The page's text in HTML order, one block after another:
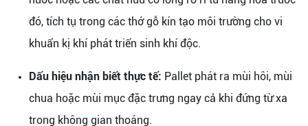
đó, tích tụ trong các thớ gỗ kín tạo môi trường cho vi
khuẩn kị khí phát triển sinh khí độc.
Dấu hiệu nhận biết thực tế: Pallet phát ra mùi hôi, mùi
chua hoặc mùi mục đặc trưng ngay cả khi đứng từ xa
trong không gian thoáng.